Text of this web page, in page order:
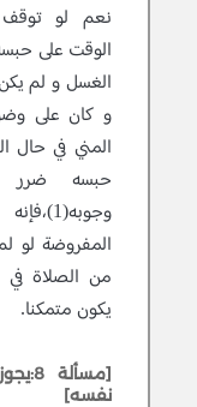
نعم لو توقف
الوقت على
الغسل و لم
و كان على
المني في حال
حبسه ضرر
المفروضة لو
من الصلاة
يكون متمكنا.
نفسه]